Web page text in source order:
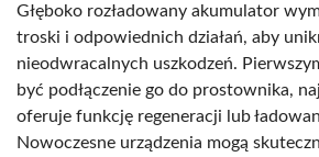
Głęboko rozładowany akumulator
troski i odpowiednich działań, aby
nieodwracalnych uszkodzeń.
być podłączenie go do prostownika,
oferuje funkcję regeneracji lub
Nowoczesne urządzenia mogą